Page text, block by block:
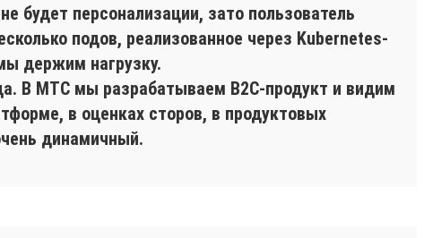
будет персонализации, зато пользователь
подов, реализованное через Kubernetes-
держим нагрузку.
В МТС мы разрабатываем B2C-продукт и видим
в оценках сторов, в продуктовых
динамичный.